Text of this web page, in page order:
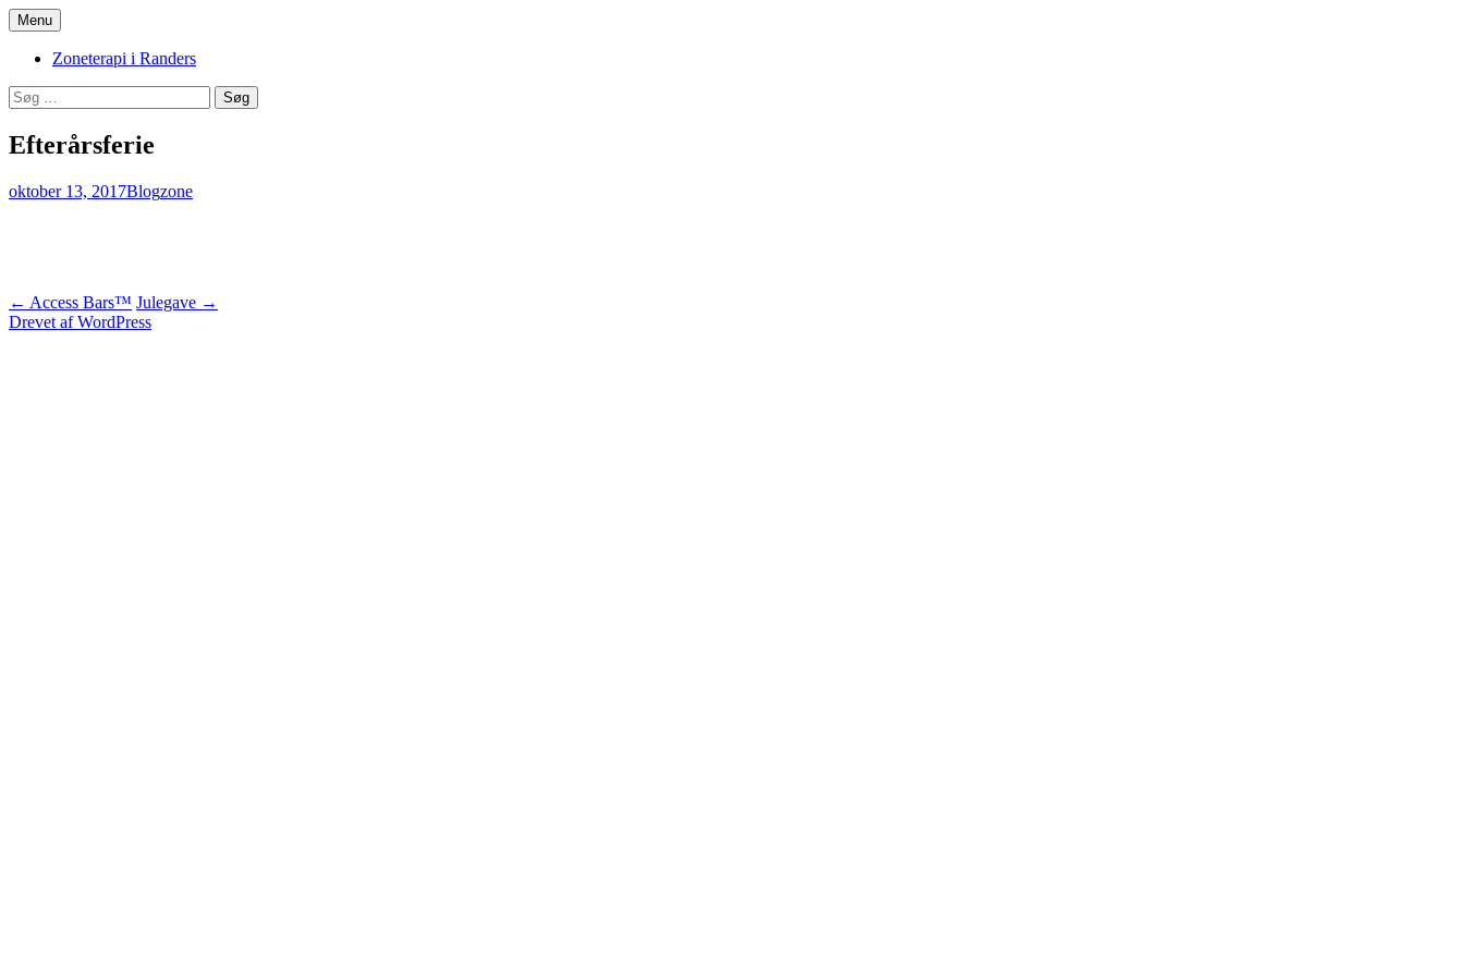
Hop
til
indhold
Stinas Zoneterapi
Menu
Zoneterapi i Randers
Søg
efter:
Efterårsferie
oktober 13, 2017Blogzone
Indlægsnavigation
← Access Bars™ Julegave →
Drevet af WordPress